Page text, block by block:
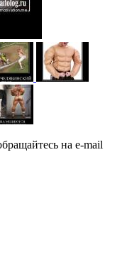
на e-mail